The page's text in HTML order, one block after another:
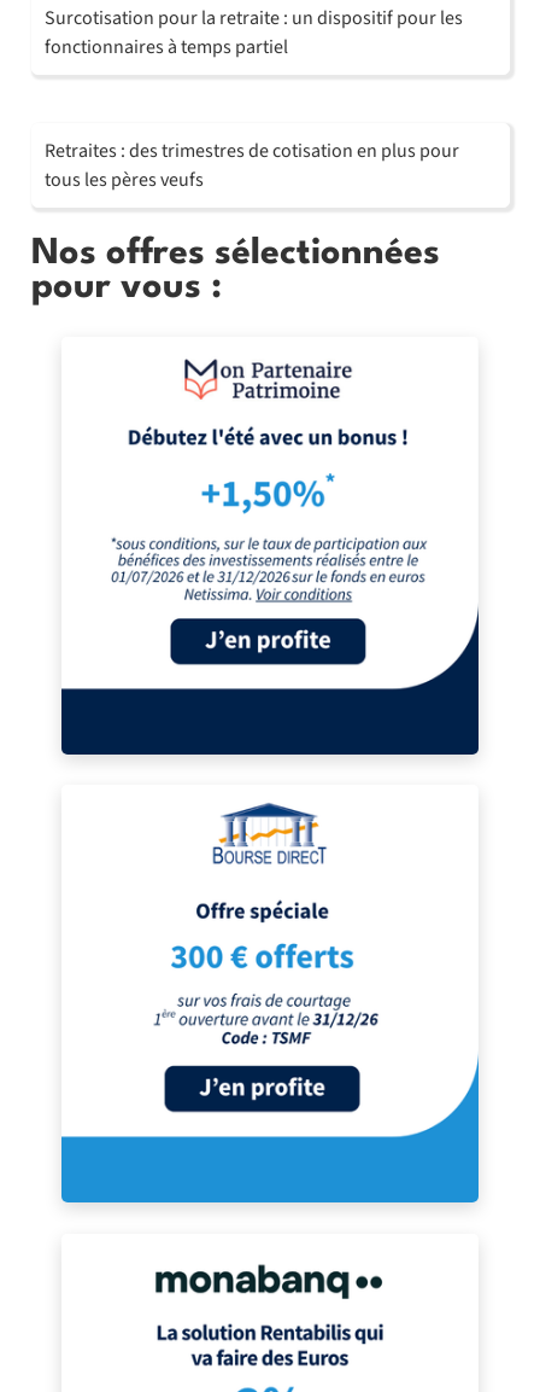
Surcotisation pour la retraite : un dispositif pour les
fonctionnaires à temps partiel
Retraites : des trimestres de cotisation en plus pour
tous les pères veufs
Nos offres sélectionnées
pour vous :